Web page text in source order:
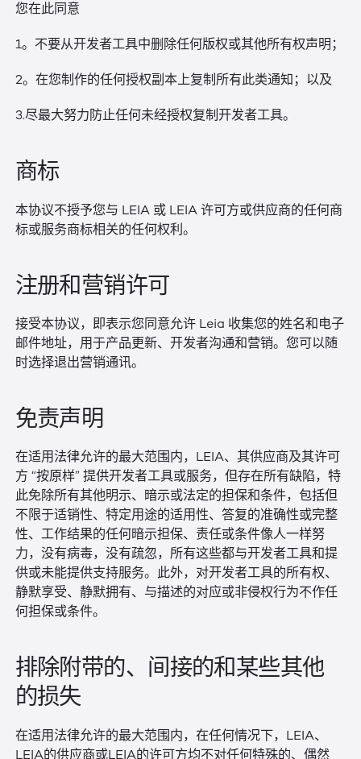
您在此同意
1。不要从开发者工具中删除任何版权或其他所有权声明；
2。在您制作的任何授权副本上复制所有此类通知；以及
3.尽最大努力防止任何未经授权复制开发者工具。
商标
本协议不授予您与 LEIA 或 LEIA 许可方或供应商的任何商
标或服务商标相关的任何权利。
注册和营销许可
接受本协议，即表示您同意允许 Leia 收集您的姓名和电子
邮件地址，用于产品更新、开发者沟通和营销。您可以随
时选择退出营销通讯。
免责声明
在适用法律允许的最大范围内，LEIA、其供应商及其许可
方 “按原样” 提供开发者工具或服务，但存在所有缺陷，特
此免除所有其他明示、暗示或法定的担保和条件，包括但
不限于适销性、特定用途的适用性、答复的准确性或完整
性、工作结果的任何暗示担保、责任或条件像人一样努
力，没有病毒，没有疏忽，所有这些都与开发者工具和提
供或未能提供支持服务。此外，对开发者工具的所有权、
静默享受、静默拥有、与描述的对应或非侵权行为不作任
何担保或条件。
排除附带的、间接的和某些其他
的损失
在适用法律允许的最大范围内，在任何情况下，LEIA、
LEIA的供应商或LEIA的许可方均不对任何特殊的、偶然